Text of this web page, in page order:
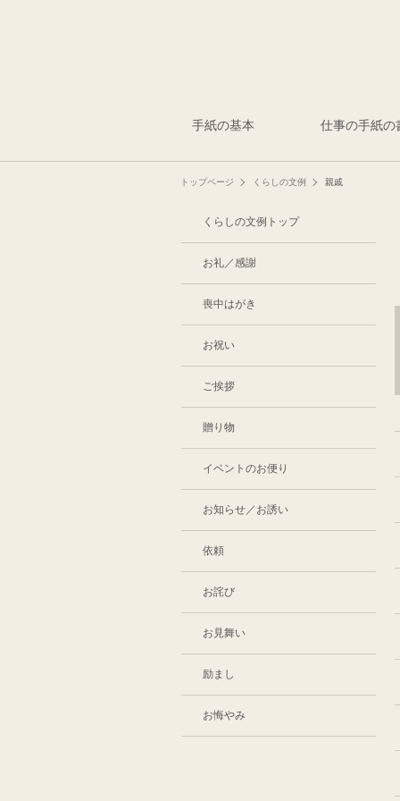
手紙の基本 仕事の手紙の
トップページ くらしの文例 親戚
くらしの文例トップ
お礼／感謝
喪中はがき
お祝い
ご挨拶
贈り物
イベントのお便り
お知らせ／お誘い
依頼
お詫び
お見舞い
励まし
お悔やみ